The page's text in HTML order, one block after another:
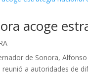
acoge
de Sonora,
reunió a autoridades de